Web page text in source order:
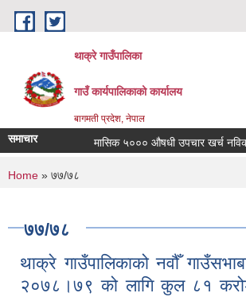
Skip to main content
थाक्रे गाउँपालिका
गाउँ कार्यपालिकाको कार्यालय
बागमती प्रदेश, नेपाल
समाचार मासिक ५००० औषधी उपचार खर्च नविकरण
You are here
Home » ७७/७८
७७/७८
थाक्रे गाउँपालिकाको नवौँ
२०७८।७९ को लागि कुल ८१